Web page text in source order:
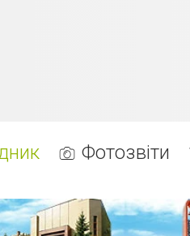
Фотозвіти